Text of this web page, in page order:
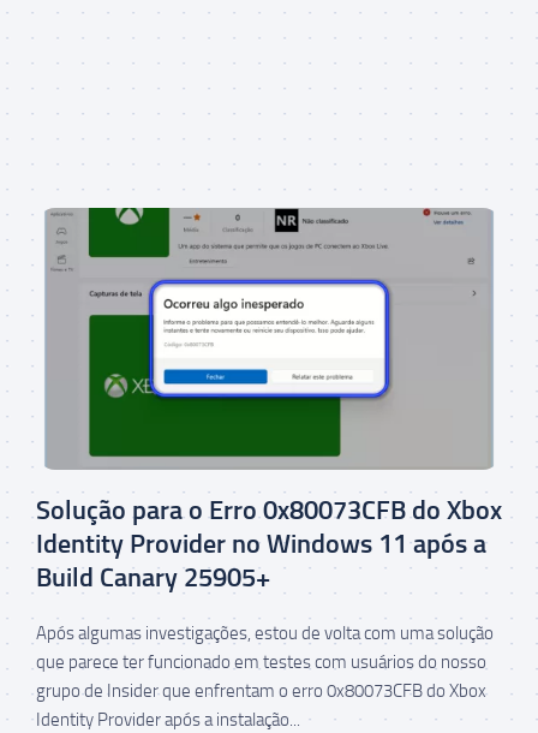
Solução para o Erro 0x80073CFB do Xbox
Identity Provider no Windows 11 após a
Build Canary 25905+
Após algumas investigações, estou de volta com uma solução
que parece ter funcionado em testes com usuários do nosso
grupo de Insider que enfrentam o erro 0x80073CFB do Xbox
Identity Provider após a instalação...